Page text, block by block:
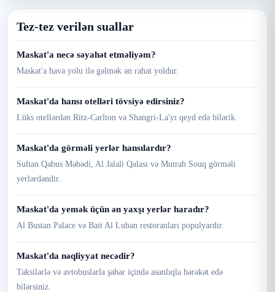
Tez-tez verilən suallar
Maskat'a necə səyahət etməliyəm?
Maskat'a hava yolu ilə gəlmək ən rahat yoldur.
Maskat'da hansı otelləri tövsiyə edirsiniz?
Lüks otellərdən Ritz-Carlton və Shangri-La'yı qeyd edə bilərik.
Maskat'da görməli yerlər hansılardır?
Sultan Qabus Məbədi, Al Jalali Qalası və Mutrah Souq görməli
yerlərdəndir.
Maskat'da yemək üçün ən yaxşı yerlər haradır?
Al Bustan Palace və Bait Al Luban restoranları populyardır.
Maskat'da nəqliyyat necədir?
Taksilərlə və avtobuslarla şəhər içində asanlıqla hərəkət edə
bilərsiniz.